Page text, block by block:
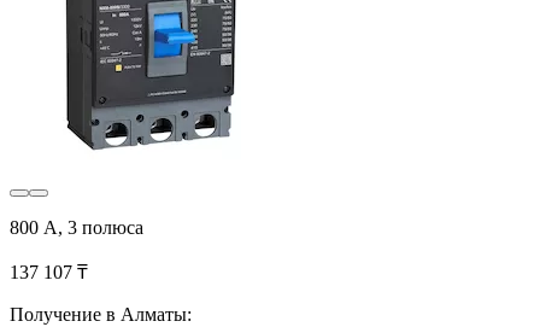
800 А, 3 полюса
137 107 ₸
Получение в Алматы: